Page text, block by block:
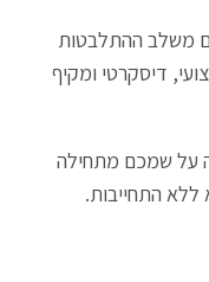
משלב ההתלבטות
דיסקרטי ומקיף
על שמכם מתחילה
ללא התחייבות.